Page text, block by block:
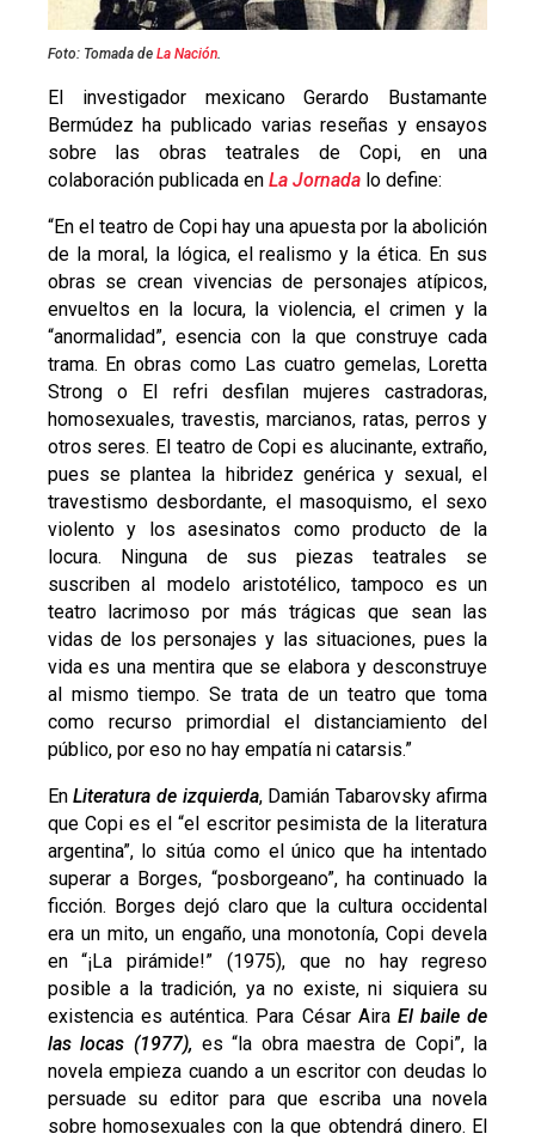
Foto: Tomada de La Nación.
El investigador mexicano Gerardo Bustamante
Bermúdez ha publicado varias reseñas y ensayos
sobre las obras teatrales de Copi, en una
colaboración publicada en La Jornadalo define:
“En el teatro de Copi hay una apuesta por la abolición
de la moral, la lógica, el realismo y la ética. En sus
obras se crean vivencias de personajes atípicos,
envueltos en la locura, la violencia, el crimen y la
“anormalidad”, esencia con la que construye cada
trama. En obras como Las cuatro gemelas, Loretta
Strong o El refri desfilan mujeres castradoras,
homosexuales, travestis, marcianos, ratas, perros y
otros seres. El teatro de Copi es alucinante, extraño,
pues se plantea la hibridez genérica y sexual, el
travestismo desbordante, el masoquismo, el sexo
violento y los asesinatos como producto de la
locura. Ninguna de sus piezas teatrales se
suscriben al modelo aristotélico, tampoco es un
teatro lacrimoso por más trágicas que sean las
vidas de los personajes y las situaciones, pues la
vida es una mentira que se elabora y desconstruye
al mismo tiempo. Se trata de un teatro que toma
como recurso primordial el distanciamiento del
público, por eso no hay empatía ni catarsis.”
EnLiteratura de izquierda, Damián Tabarovsky afirma
que Copi es el “el escritor pesimista de la literatura
argentina”, lo sitúa como el único que ha intentado
superar a Borges, “posborgeano”, ha continuado la
ficción. Borges dejó claro que la cultura occidental
era un mito, un engaño, una monotonía, Copi devela
en “¡La pirámide!” (1975), que no hay regreso
posible a la tradición, ya no existe, ni siquiera su
existencia es auténtica. Para César Aira El baile de
las locas (1977), es “la obra maestra de Copi”, la
novela empieza cuando a un escritor con deudas lo
persuade su editor para que escriba una novela
sobre homosexuales con la que obtendrá dinero. El